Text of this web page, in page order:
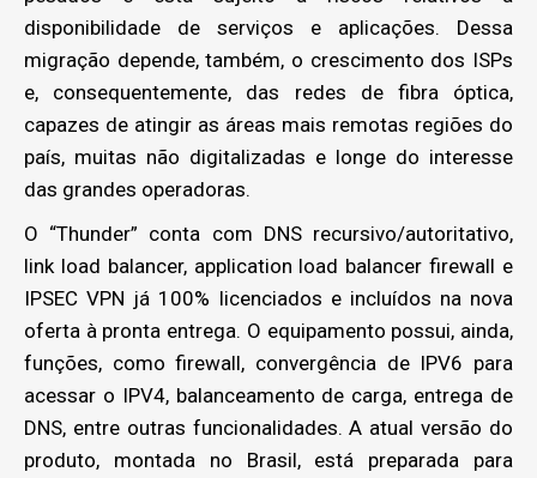
disponibilidade de serviços e aplicações. Dessa
migração depende, também, o crescimento dos ISPs
e, consequentemente, das redes de fibra óptica,
capazes de atingir as áreas mais remotas regiões do
país, muitas não digitalizadas e longe do interesse
das grandes operadoras.
O “Thunder” conta com DNS recursivo/autoritativo,
link load balancer, application load balancer firewall e
IPSEC VPN já 100% licenciados e incluídos na nova
oferta à pronta entrega. O equipamento possui, ainda,
funções, como firewall, convergência de IPV6 para
acessar o IPV4, balanceamento de carga, entrega de
DNS, entre outras funcionalidades. A atual versão do
produto, montada no Brasil, está preparada para